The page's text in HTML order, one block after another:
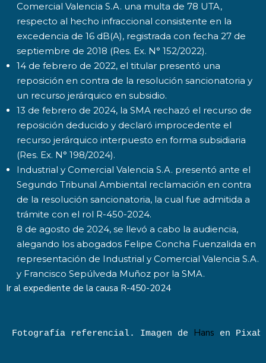
Comercial Valencia S.A. una multa de 78 UTA,
respecto al hecho infraccional consistente en la
excedencia de 16 dB(A), registrada con fecha 27 de
septiembre de 2018 (Res. Ex. N° 152/2022).
14 de febrero de 2022, el titular presentó una
reposición en contra de la resolución sancionatoria y
un recurso jerárquico en subsidio.
13 de febrero de 2024, la SMA rechazó el recurso de
reposición deducido y declaró improcedente el
recurso jerárquico interpuesto en forma subsidiaria
(Res. Ex. N° 198/2024).
Industrial y Comercial Valencia S.A. presentó ante el
Segundo Tribunal Ambiental reclamación en contra
de la resolución sancionatoria, la cual fue admitida a
trámite con el rol R-450-2024.
8 de agosto de 2024, se llevó a cabo la audiencia,
alegando los abogados Felipe Concha Fuenzalida en
representación de Industrial y Comercial Valencia S.A.
y Francisco Sepúlveda Muñoz por la SMA.
Ir al expediente de la causa R-450-2024
Fotografía referencial. Imagen de Hans en